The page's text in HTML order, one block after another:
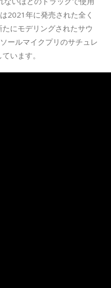
2021年に発売された全く
にモデリングされたサウ
ールマイクプリのサチュレ
います。